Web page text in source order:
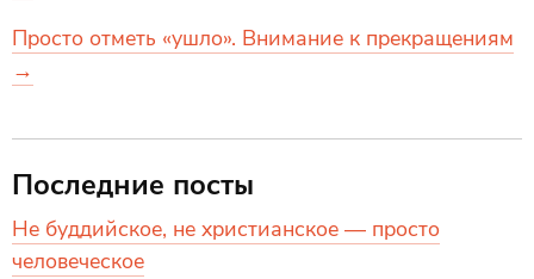
Просто отметь «ушло». Внимание к прекращениям
→
Последние посты
Не буддийское, не христианское — просто
человеческое